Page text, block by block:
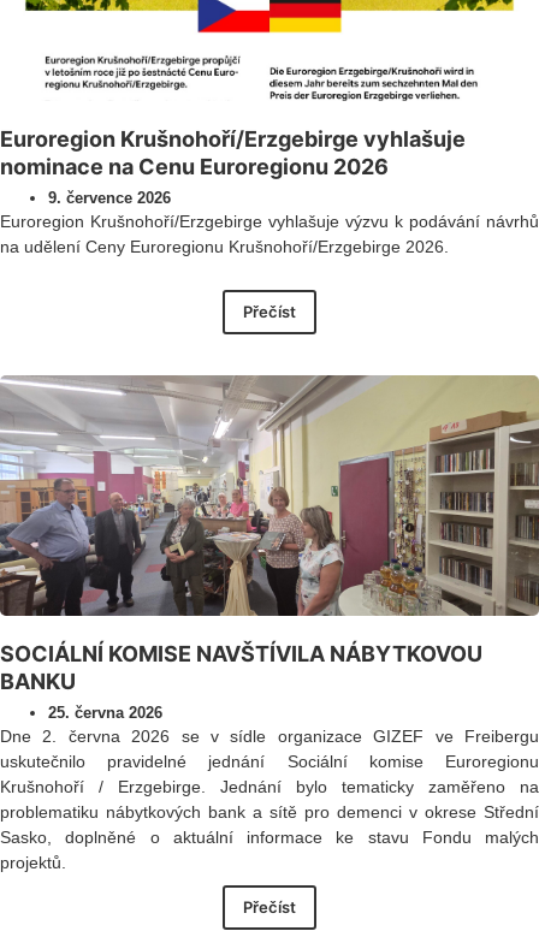
Euroregion Krušnohoří/Erzgebirge vyhlašuje
nominace na Cenu Euroregionu 2026
9. července 2026
Euroregion Krušnohoří/Erzgebirge vyhlašuje výzvu k podávání návrhů
na udělení Ceny Euroregionu Krušnohoří/Erzgebirge 2026.
Přečíst
SOCIÁLNÍ KOMISE NAVŠTÍVILA NÁBYTKOVOU
BANKU
25. června 2026
Dne 2. června 2026 se v sídle organizace GIZEF ve Freibergu
uskutečnilo pravidelné jednání Sociální komise Euroregionu
Krušnohoří / Erzgebirge. Jednání bylo tematicky zaměřeno na
problematiku nábytkových bank a sítě pro demenci v okrese Střední
Sasko, doplněné o aktuální informace ke stavu Fondu malých
projektů.
Přečíst